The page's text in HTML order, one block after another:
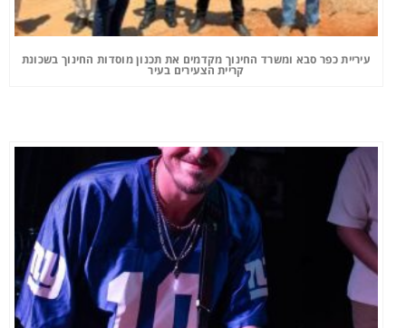
עיריית כפר סבא ומשרד החינוך מקדמים את תכנון מוסדות החינוך בשכונת
קריית הצעירים בעיר